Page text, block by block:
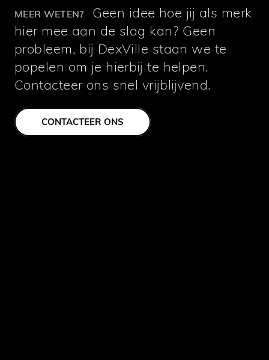
MEER WETEN?
Geen idee hoe jij als merk
hier mee aan de slag kan? Geen
probleem, bij DexVille staan we te
popelen om je hierbij te helpen.
Contacteer ons snel vrijblijvend.
CONTACTEER ONS